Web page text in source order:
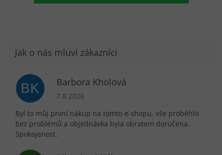
BK Barbora Kholová
Hodnocení obchodu je 5 z 5 hvězdiček.
7.8.2026
Byl to můj první nákup na tomto e-shopu, vše proběhlo
bez problémů a objednávka byla obratem doručena.
Spokojenost.